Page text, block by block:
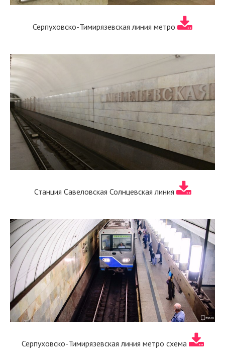
Серпуховско-Тимирязевская линия метро
Станция Савеловская Солнцевская линия
Серпуховско-Тимирязевская линия метро схема